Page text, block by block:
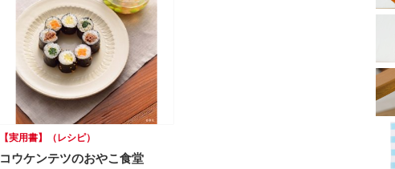
【実用書】（レシピ）
コウケンテツのおやこ食堂